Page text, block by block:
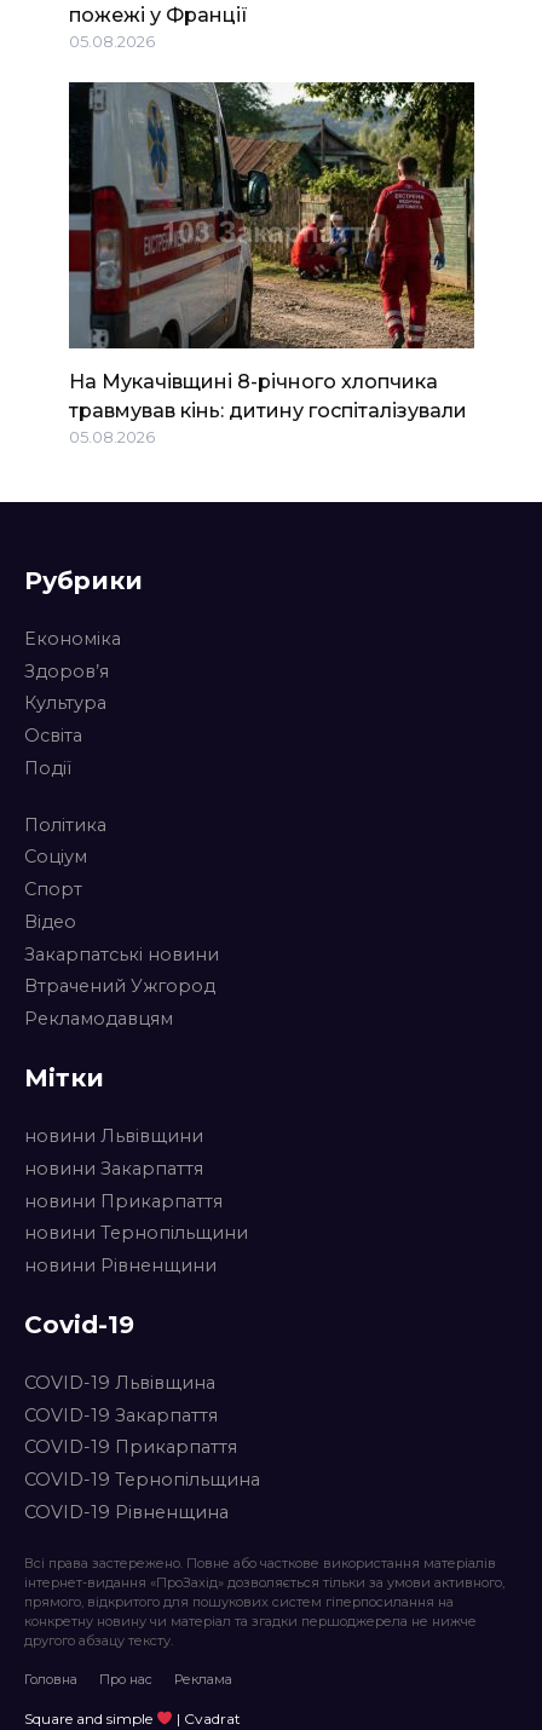
пожежі у Франції
05.08.2026
На Мукачівщині 8-річного хлопчика
травмував кінь: дитину госпіталізували
05.08.2026
Рубрики
Економіка
Здоров’я
Культура
Освіта
Події
Політика
Соціум
Спорт
Відео
Закарпатські новини
Втрачений Ужгород
Рекламодавцям
Мітки
новини Львівщини
новини Закарпаття
новини Прикарпаття
новини Тернопільщини
новини Рівненщини
Covid-19
COVID-19 Львівщина
COVID-19 Закарпаття
COVID-19 Прикарпаття
COVID-19 Тернопільщина
COVID-19 Рівненщина
Всі права застережено. Повне або часткове використання матеріалів
інтернет-видання «ПроЗахід» дозволяється тільки за умови активного,
прямого, відкритого для пошукових систем гіперпосилання на
конкретну новину чи матеріал та згадки першоджерела не нижче
другого абзацу тексту.
Головна Про нас Реклама
Square and simple | Cvadrat